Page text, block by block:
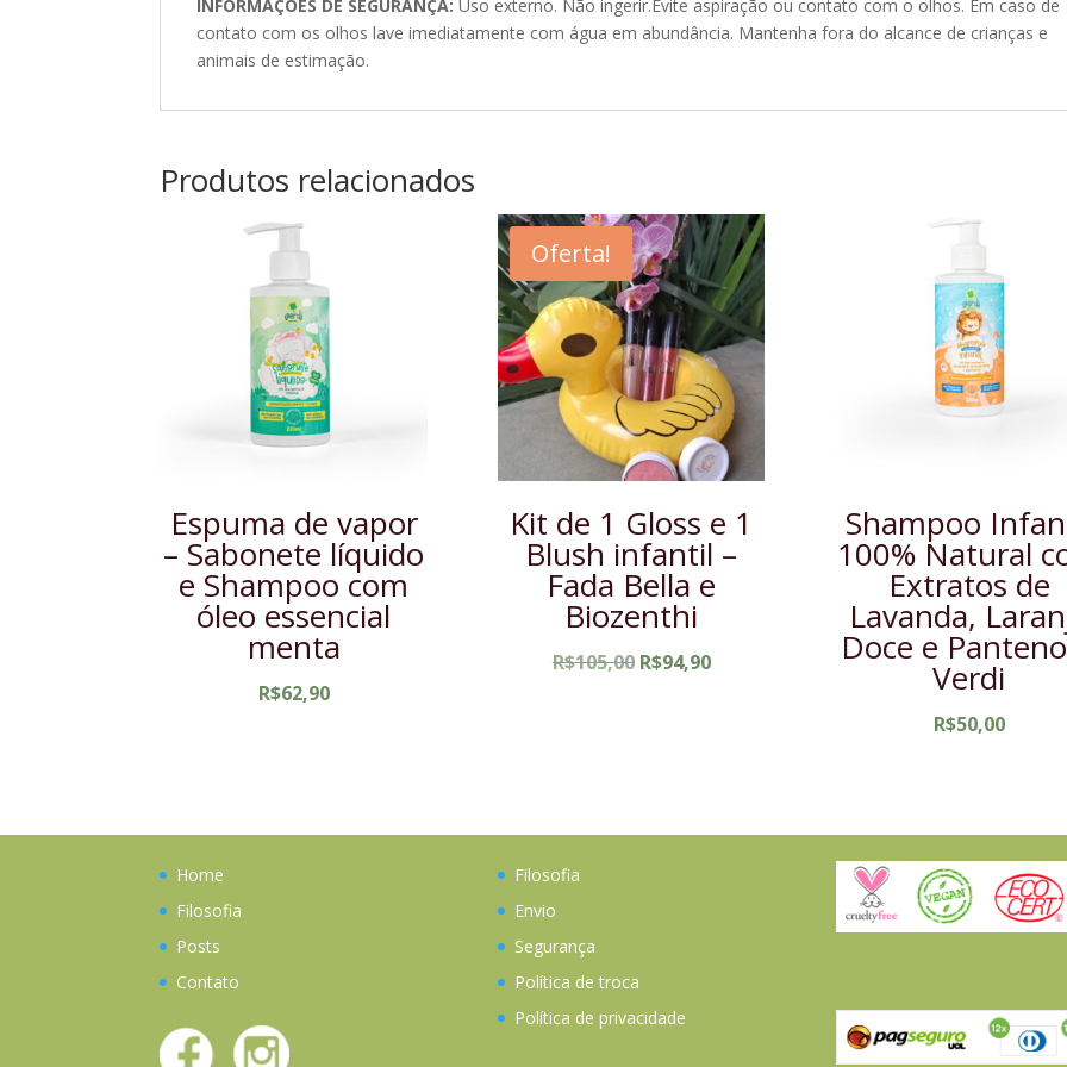
INFORMAÇÕES DE SEGURANÇA: Uso externo. Não ingerir.Evite aspiração ou contato com o olhos. Em caso de
contato com os olhos lave imediatamente com água em abundância. Mantenha fora do alcance de crianças e
animais de estimação.
Produtos relacionados
Espuma de vapor
– Sabonete líquido
e Shampoo com
óleo essencial
menta
R$62,90
Oferta!
Kit de 1 Gloss e 1
Blush infantil –
Fada Bella e
Biozenthi
R$105,00 O
R$94,90O
Shampoo
100% Natural
Extratos de
Lavanda,
Doce e
Verdi
R$50,00
Home
Filosofia
Posts
Contato
Filosofia
Envio
Segurança
Política de troca
Política de privacidade